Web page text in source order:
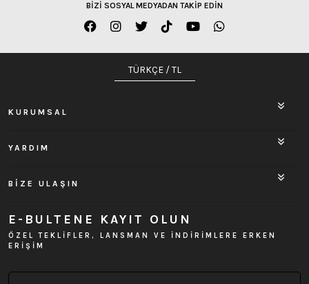
BİZİ SOSYAL MEDYADAN TAKİP EDİN
TÜRKÇE / TL
KURUMSAL
YARDIM
BİZE ULAŞIN
E-BULTENE KAYIT OLUN
ÖZEL TEKLİFLER, LANSMAN VE İNDİRİMLERE ERKEN
ERİŞİM